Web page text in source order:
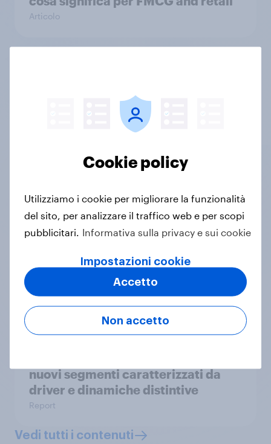
Articolo
Foot Locker: Retail Brand Mover di
Articolo
Ferrari Luce: tra entusiasmo e
rivoluzione, come risponde il
Articolo
nuovi segmenti caratterizzati da
driver e dinamiche distintive
Report
Vedi tutti i contenuti
Cookie policy
Utilizziamo i cookie per migliorare la funzionalità
del sito, per analizzare il traffico web e per scopi
pubblicitari.
Informativa sulla privacy e sui cookie
Impostazioni cookie
Non accetto
Accetto